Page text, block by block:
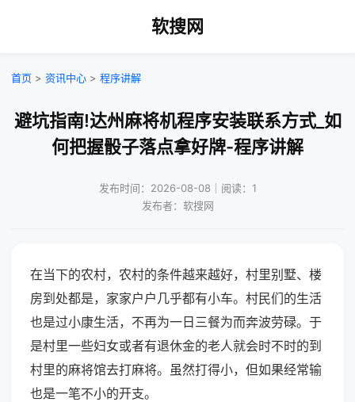
软搜网
首页 > 资讯中心 > 程序讲解
避坑指南!达州麻将机程序安装联系方式_如
何把握骰子落点拿好牌-程序讲解
发布时间：2026-08-08｜阅读：1
发布者：软搜网
在当下的农村，农村的条件越来越好，村里别墅、楼
房到处都是，家家户户几乎都有小车。村民们的生活
也是过小康生活，不再为一日三餐为而奔波劳碌。于
是村里一些妇女或者有退休金的老人就会时不时的到
村里的麻将馆去打麻将。虽然打得小，但如果经常输
也是一笔不小的开支。